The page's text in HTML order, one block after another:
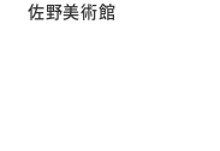
佐野美術館